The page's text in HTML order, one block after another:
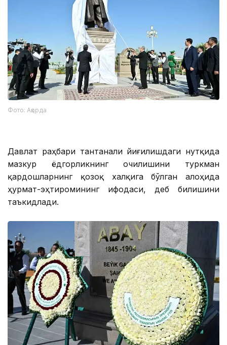
Фото: Ақорда
Давлат раҳбари тантанали йиғилишдаги нутқида
мазкур ёдгорликнинг очилишини туркман
қардошларнинг қозоқ халқига бўлган алоҳида
ҳурмат-эҳтиромининг ифодаси, деб билишини
таъкидлади.